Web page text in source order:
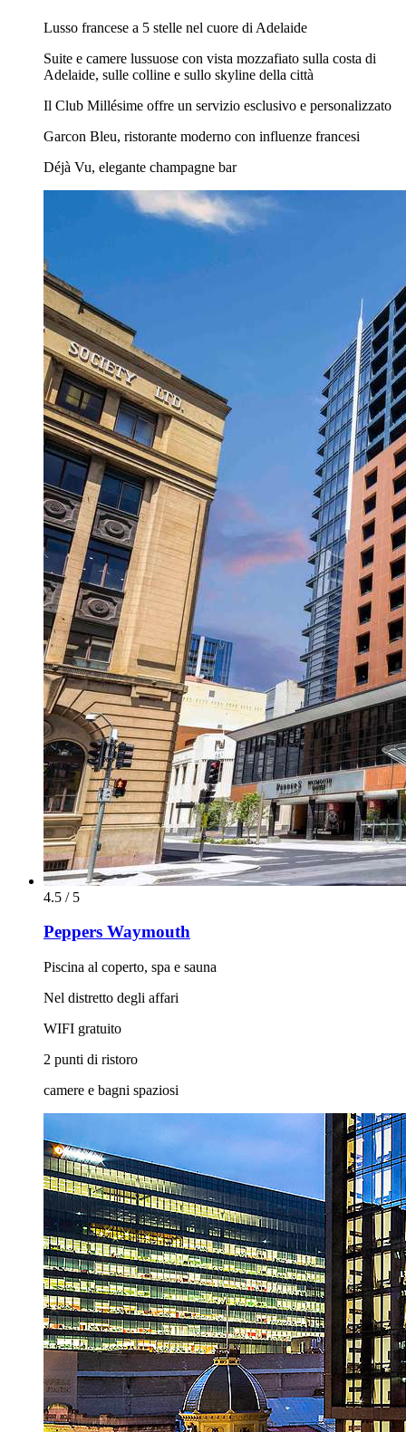
Lusso francese a 5 stelle nel cuore di Adelaide
Suite e camere lussuose con vista mozzafiato sulla costa di
Adelaide, sulle colline e sullo skyline della città
Il Club Millésime offre un servizio esclusivo e personalizzato
Garcon Bleu, ristorante moderno con influenze francesi
Déjà Vu, elegante champagne bar
4.5 / 5
Peppers Waymouth
Piscina al coperto, spa e sauna
Nel distretto degli affari
WIFI gratuito
2 punti di ristoro
camere e bagni spaziosi